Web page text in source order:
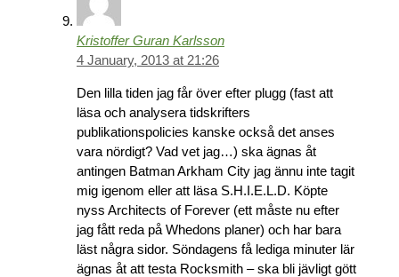
Kristoffer Guran Karlsson
4 January, 2013 at 21:26
Den lilla tiden jag får över efter plugg (fast att
läsa och analysera tidskrifters
publikationspolicies kanske också det anses
vara nördigt? Vad vet jag…) ska ägnas åt
antingen Batman Arkham City jag ännu inte tagit
mig igenom eller att läsa S.H.I.E.L.D. Köpte
nyss Architects of Forever (ett måste nu efter
jag fått reda på Whedons planer) och har bara
läst några sidor. Söndagens få lediga minuter lär
ägnas åt att testa Rocksmith – ska bli jävligt gött